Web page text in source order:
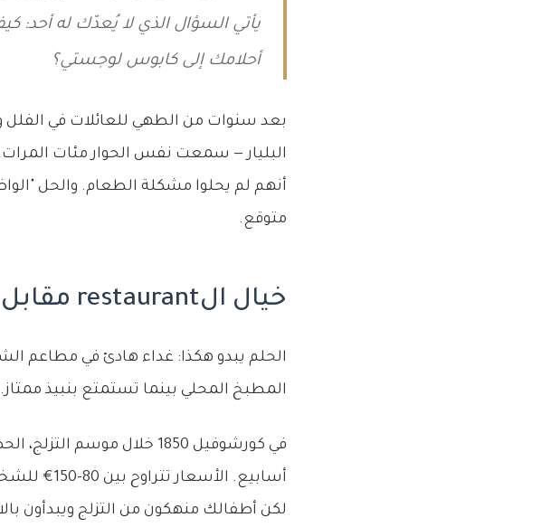
يأتي السؤال الذي لا يُعدّك له
أحلامك إلى كابوس لوجستي؟
بعد سنوات من الطهي للعائلات في الفلل
البليار — سمعت نفس الحوار مئات
أنهم لم يحلوا مشكلة الطعام. والحل
متوقع.
خيال الrestaurant مقابل الواقع
الحلم يبدو هكذا: غداء هادئ في مطاعم
المطبخ المحلي بينما تستمتع بنبيذ